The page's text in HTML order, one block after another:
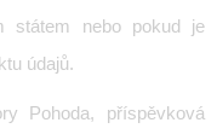
státem nebo pokud je
údajů.
Pohoda, příspěvková